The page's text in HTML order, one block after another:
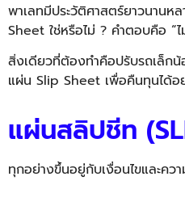
พาเลทมีประวัติศาสตร์ยาวนานห
Sheet ใช่หรือไม่ ? คำตอบคือ “ไ
สิ่งเดียวที่ต้องทำคือปรับรถเล็กน้
แผ่น Slip Sheet เพื่อคืนทุนได้อ
แผ่นสลิปชีท
ทุกอย่างขึ้นอยู่กับเงื่อนไขและคว